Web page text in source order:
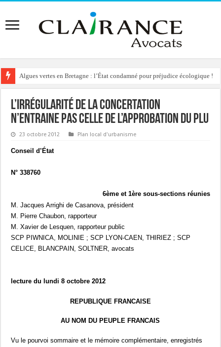
Algues vertes en Bretagne : l’État condamné pour préjudice écologique !
L’irrégularité de la concertation
n’entraine pas celle de l’approbation du PLU
23 octobre 2012 Plan local d'urbanisme
Conseil d’État
N° 338760
6ème et 1ère sous-sections réunies
M. Jacques Arrighi de Casanova, président
M. Pierre Chaubon, rapporteur
M. Xavier de Lesquen, rapporteur public
SCP PIWNICA, MOLINIE ; SCP LYON-CAEN, THIRIEZ ; SCP
CELICE, BLANCPAIN, SOLTNER, avocats
lecture du lundi 8 octobre 2012
REPUBLIQUE FRANCAISE
AU NOM DU PEUPLE FRANCAIS
Vu le pourvoi sommaire et le mémoire complémentaire, enregistrés